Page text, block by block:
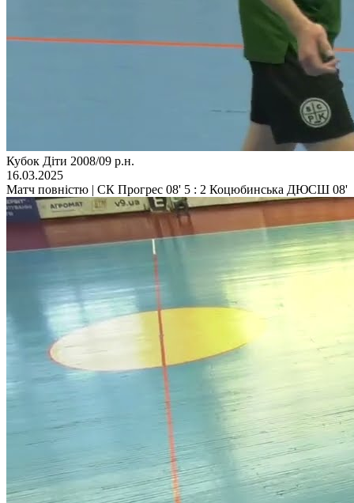
Кубок Діти 2008/09 р.н.
16.03.2025
Матч повністю | СК Прогрес 08' 5 : 2 Коцюбинська ДЮСШ 08'